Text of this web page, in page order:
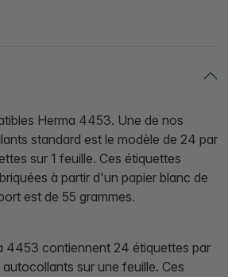
Herma 4453. Une de nos
standard est le modèle de 24 par
sur 1 feuille. Ces étiquettes
à partir d'un papier blanc de
est de 55 grammes.
4453 contiennent 24 étiquettes par
sur une feuille. Ces